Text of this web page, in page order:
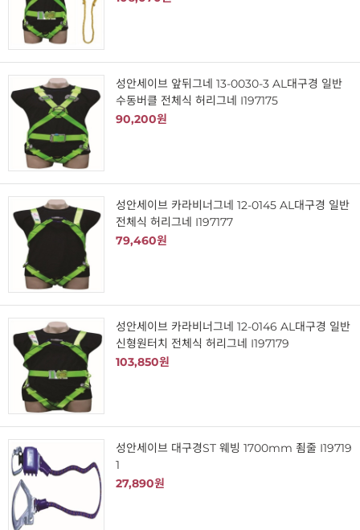
성안세이브 앞뒤그네 13-0030-3 AL대구경 일반
수동버클 전체식 허리그네 I197175
90,200원
성안세이브 카라비너그네 12-0145 AL대구경 일반
전체식 허리그네 I197177
79,460원
성안세이브 카라비너그네 12-0146 AL대구경 일반
신형원터치 전체식 허리그네 I197179
103,850원
성안세이브 대구경ST 웨빙 1700mm 죔줄 I19719
1
27,890원